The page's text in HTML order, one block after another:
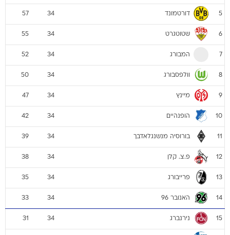
5 דורטמונד 34
57
6 שטוטגרט 34
55
7 המבורג 34
52
8 וולפסבורג 34
50
9 מיינץ 34
47
10 הופנהיים 34
42
11 בורוסיה מנשנגלאדבך 34
39
12 פ.צ. קלן 34
38
13 פרייבורג 34
35
14 האנובר 96 34
33
15 נירנברג 34
31